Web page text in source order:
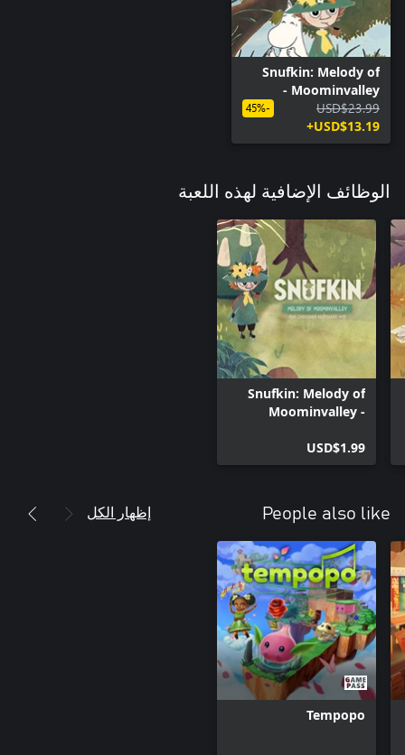
Snufkin: Melody of
Moominvalley -
الإصدار الرقمي الفاخر
USD$23.99
USD$13.19+
-45%
الوظائف الإضافية لهذه اللعبة
Snufkin: Melody of
Moominvalley -
USD$1.99
People also like إظهار الكل
Tempopo